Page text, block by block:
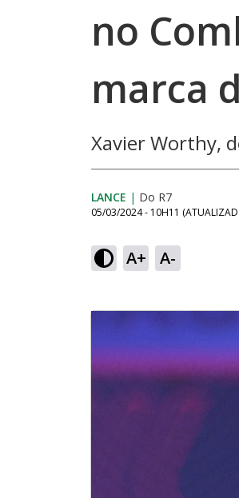
no
marca
Xavier Worthy,
LANCE | Do R7
05/03/2024 - 10H11
A+ A-